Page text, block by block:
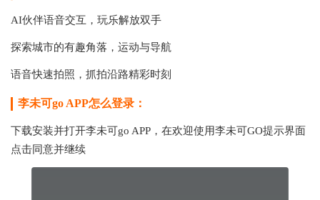
AI伙伴语音交互，玩乐解放双手
探索城市的有趣角落，运动与导航
语音快速拍照，抓拍沿路精彩时刻
李未可go APP怎么登录：
下载安装并打开李未可go APP， 在欢迎使用李未可GO提示界面
点击同意并继续